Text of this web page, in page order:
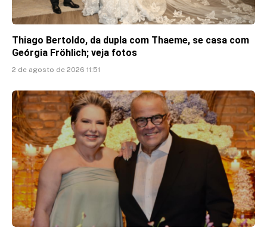
Thiago Bertoldo, da dupla com Thaeme, se casa com
Geórgia Fröhlich; veja fotos
2 de agosto de 2026 11:51